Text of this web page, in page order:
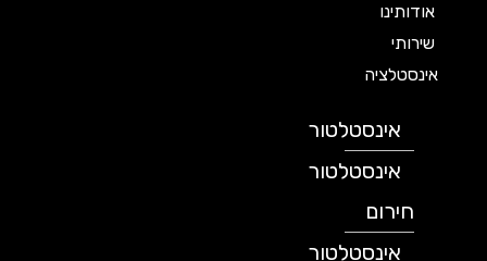
אודותינו
שירותי
אינסטלציה
אינסטלטור
אינסטלטור
חירום
אינסטלטור